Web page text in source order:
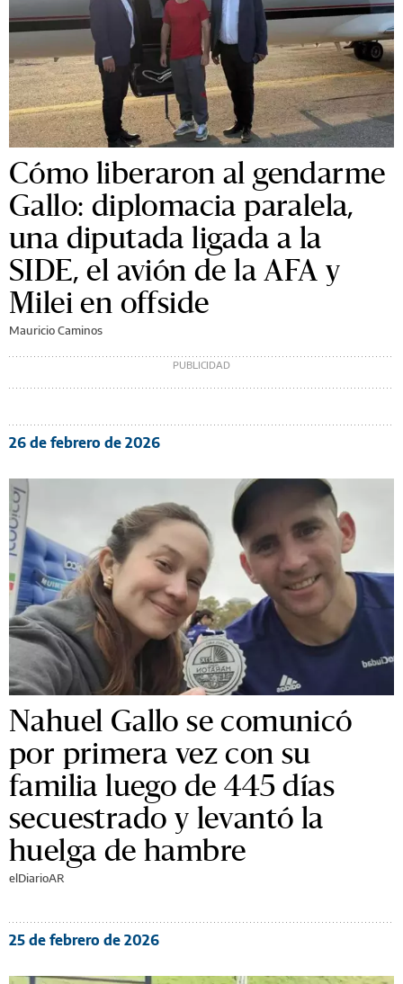
Cómo liberaron al gendarme
Gallo: diplomacia paralela,
una diputada ligada a la
SIDE, el avión de la AFA y
Milei en offside
Mauricio Caminos
26 de febrero de 2026
Nahuel Gallo se comunicó
por primera vez con su
familia luego de 445 días
secuestrado y levantó la
huelga de hambre
elDiarioAR
25 de febrero de 2026